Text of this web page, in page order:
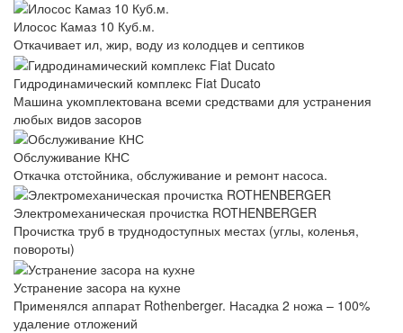
Илосос Камаз 10 Куб.м.
Откачивает ил, жир, воду из колодцев и септиков
Гидродинамический комплекс Fiat Ducato
Машина укомплектована всеми средствами для устранения
любых видов засоров
Обслуживание КНС
Откачка отстойника, обслуживание и ремонт насоса.
Электромеханическая прочистка ROTHENBERGER
Прочистка труб в труднодоступных местах (углы, коленья,
повороты)
Устранение засора на кухне
Применялся аппарат Rothenberger. Насадка 2 ножа – 100%
удаление отложений